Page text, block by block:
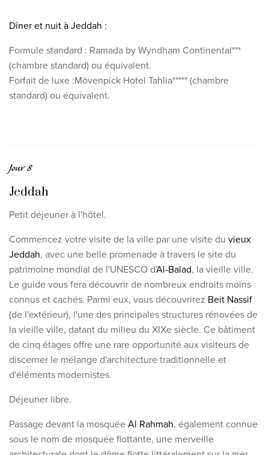
Dîner et nuit à Jeddah :
Formule standard : Ramada by Wyndham Continental***
(chambre standard) ou équivalent.
Forfait de luxe :Mövenpick Hotel Tahlia***** (chambre
standard) ou équivalent.
Jour 8
Jeddah
Petit déjeuner à l'hôtel.
Commencez votre visite de la ville par une visite du vieux
Jeddah, avec une belle promenade à travers le site du
patrimoine mondial de l'UNESCO d'Al-Balad, la vieille ville.
Le guide vous fera découvrir de nombreux endroits moins
connus et cachés. Parmi eux, vous découvrirez Beit Nassif
(de l'extérieur), l'une des principales structures rénovées de
la vieille ville, datant du milieu du XIXe siècle. Ce bâtiment
de cinq étages offre une rare opportunité aux visiteurs de
discerner le mélange d'architecture traditionnelle et
d'éléments modernistes.
Déjeuner libre.
Passage devant la mosquéeAl Rahmah, également connue
sous le nom de mosquée flottante, une merveille